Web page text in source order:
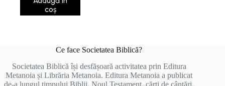
coș
Ce face Societatea Biblică?
Societatea Biblică își desfășoară activitatea prin Editura
Metanoia și Librăria Metanoia. Editura Metanoia a publicat
de-a lungul timpului Biblii, Noul Testament, cărți de cântări,